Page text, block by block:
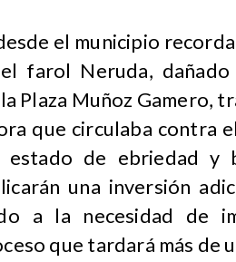
el municipio
farol Neruda,
Plaza Muñoz Gamero,
que circulaba contra
estado de ebriedad
una inversión
a la necesidad de
que tardará más de